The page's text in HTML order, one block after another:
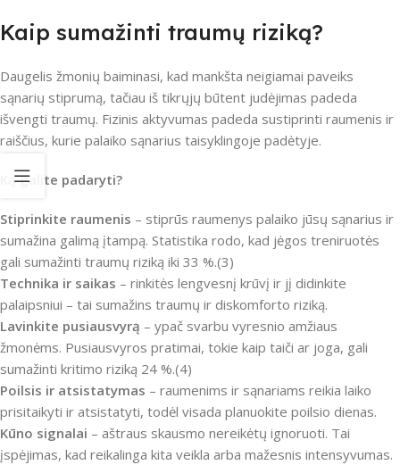
Kaip sumažinti traumų riziką?
Daugelis žmonių baiminasi, kad mankšta neigiamai paveiks
sąnarių stiprumą, tačiau iš tikrųjų būtent judėjimas padeda
išvengti traumų. Fizinis aktyvumas padeda sustiprinti raumenis ir
raiščius, kurie palaiko sąnarius taisyklingoje padėtyje.
Ką galite padaryti?
Stiprinkite raumenis – stiprūs raumenys palaiko jūsų sąnarius ir
sumažina galimą įtampą. Statistika rodo, kad jėgos treniruotės
gali sumažinti traumų riziką iki 33 %.(3)
Technika ir saikas – rinkitės lengvesnį krūvį ir jį didinkite
palaipsniui – tai sumažins traumų ir diskomforto riziką.
Lavinkite pusiausvyrą – ypač svarbu vyresnio amžiaus
žmonėms. Pusiausvyros pratimai, tokie kaip taiči ar joga, gali
sumažinti kritimo riziką 24 %.(4)
Poilsis ir atsistatymas – raumenims ir sąnariams reikia laiko
prisitaikyti ir atsistatyti, todėl visada planuokite poilsio dienas.
Kūno signalai – aštraus skausmo nereikėtų ignoruoti. Tai
įspėjimas, kad reikalinga kita veikla arba mažesnis intensyvumas.